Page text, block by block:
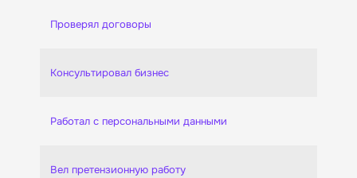
Проверял договоры
Консультировал бизнес
Работал с персональными данными
Вел претензионную работу